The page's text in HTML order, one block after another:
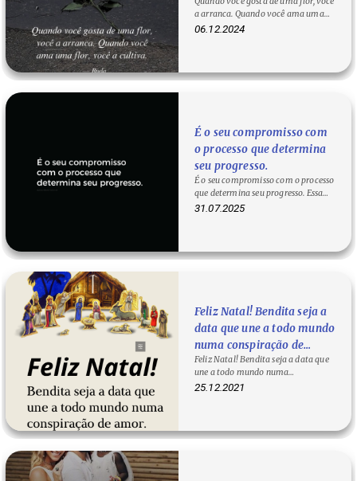
você a cultiva. — Buda
a arranca. Quando você ama uma
flor, você a cultiva. — Buda
06.12.2024
É o seu compromisso com
o processo que determina
seu progresso.
É o seu compromisso com o processo
que determina seu progresso. Essa
frase nos lembra de uma verdade…
31.07.2025
Feliz Natal! Bendita seja a
data que une a todo mundo
numa conspiração de
amor.
Feliz Natal! Bendita seja a data que
une a todo mundo numa
conspiração de amor.
25.12.2021